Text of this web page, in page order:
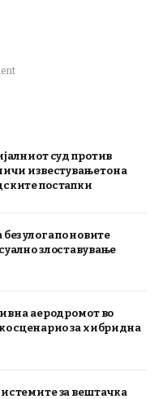
суд против
известувањето на
постапки
улога по новите
злоставување
на аеродромот во
сценарио за хибридна
за вештачка